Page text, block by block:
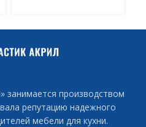
производством
репутацию надежного
мебели для кухни.